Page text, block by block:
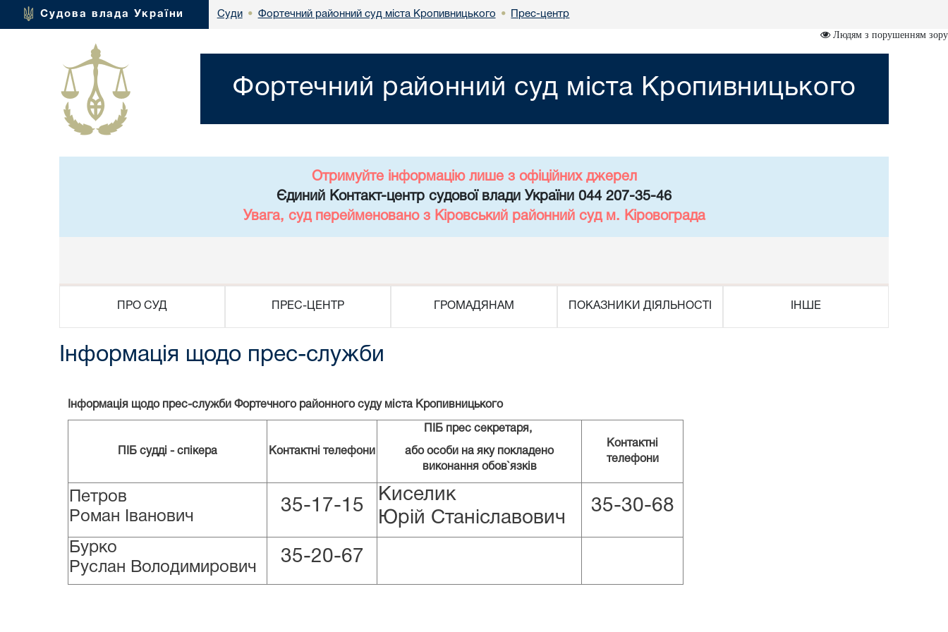
Судова влада України Суди • Фортечний районний суд міста Кропивницького • Прес-центр
Людям з порушенням зору
Фортечний районний суд міста Кропивницького
Отримуйте інформацію лише з офіційних джерел
Єдиний Контакт-центр судової влади України 044 207-35-46
Увага, суд перейменовано з Кіровський районний суд м. Кіровограда
ПРО СУД ПРЕС-ЦЕНТР ГРОМАДЯНАМ ПОКАЗНИКИ ДІЯЛЬНОСТІ ІНШЕ
Інформація щодо прес-служби
Інформація щодо прес-служби Фортечного районного суду міста Кропивницького
ПІБ судді - спікера Контактні телефони
ПІБ прес секретаря,
або особи на яку покладено
виконання обов`язків
Контактні
телефони
Петров
Роман Іванович
35-17-15
Киселик
Юрій Станіславович
35-30-68
Бурко
Руслан Володимирович
35-20-67